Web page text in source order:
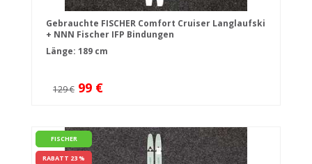
Gebrauchte FISCHER Comfort Cruiser Langlaufski
+ NNN Fischer IFP Bindungen
Länge: 189 cm
129 € 99 €
FISCHER
RABATT 23 %